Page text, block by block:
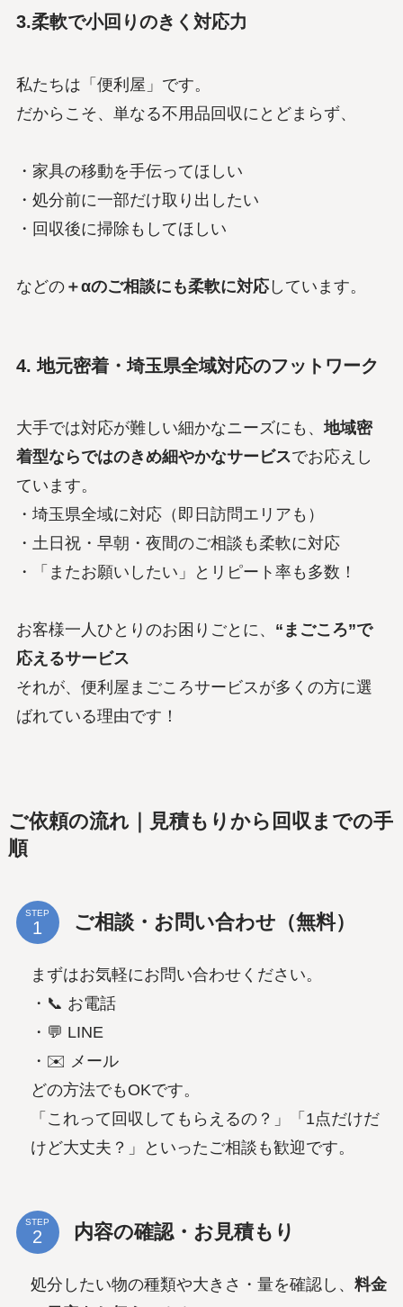
3.柔軟で小回りのきく対応力
私たちは「便利屋」です。
だからこそ、単なる不用品回収にとどまらず、
・家具の移動を手伝ってほしい
・処分前に一部だけ取り出したい
・回収後に掃除もしてほしい
などの＋αのご相談にも柔軟に対応しています。
4. 地元密着・埼玉県全域対応のフットワーク
大手では対応が難しい細かなニーズにも、地域密
着型ならではのきめ細やかなサービスでお応えし
ています。
・埼玉県全域に対応（即日訪問エリアも）
・土日祝・早朝・夜間のご相談も柔軟に対応
・「またお願いしたい」とリピート率も多数！
お客様一人ひとりのお困りごとに、 “まごころ”で
応えるサービス
それが、便利屋まごころサービスが多くの方に選
ばれている理由です！
ご依頼の流れ｜見積もりから回収までの手
順
STEP ご相談・お問い合わせ（無料）
まずはお気軽にお問い合わせください。
・📞 お電話
・💬 LINE
・✉️ メール
どの方法でもOKです。
「これって回収してもらえるの？」「1点だけだ
けど大丈夫？」といったご相談も歓迎です。
STEP 内容の確認・お見積もり
処分したい物の種類や大きさ・量を確認し、 料金